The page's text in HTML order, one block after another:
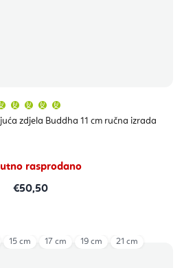
zdjela Buddha 11 cm ručna izrada
proizvoda
je
zvjezdica.
rasprodano
€50,50
15 cm 17 cm 19 cm 21 cm